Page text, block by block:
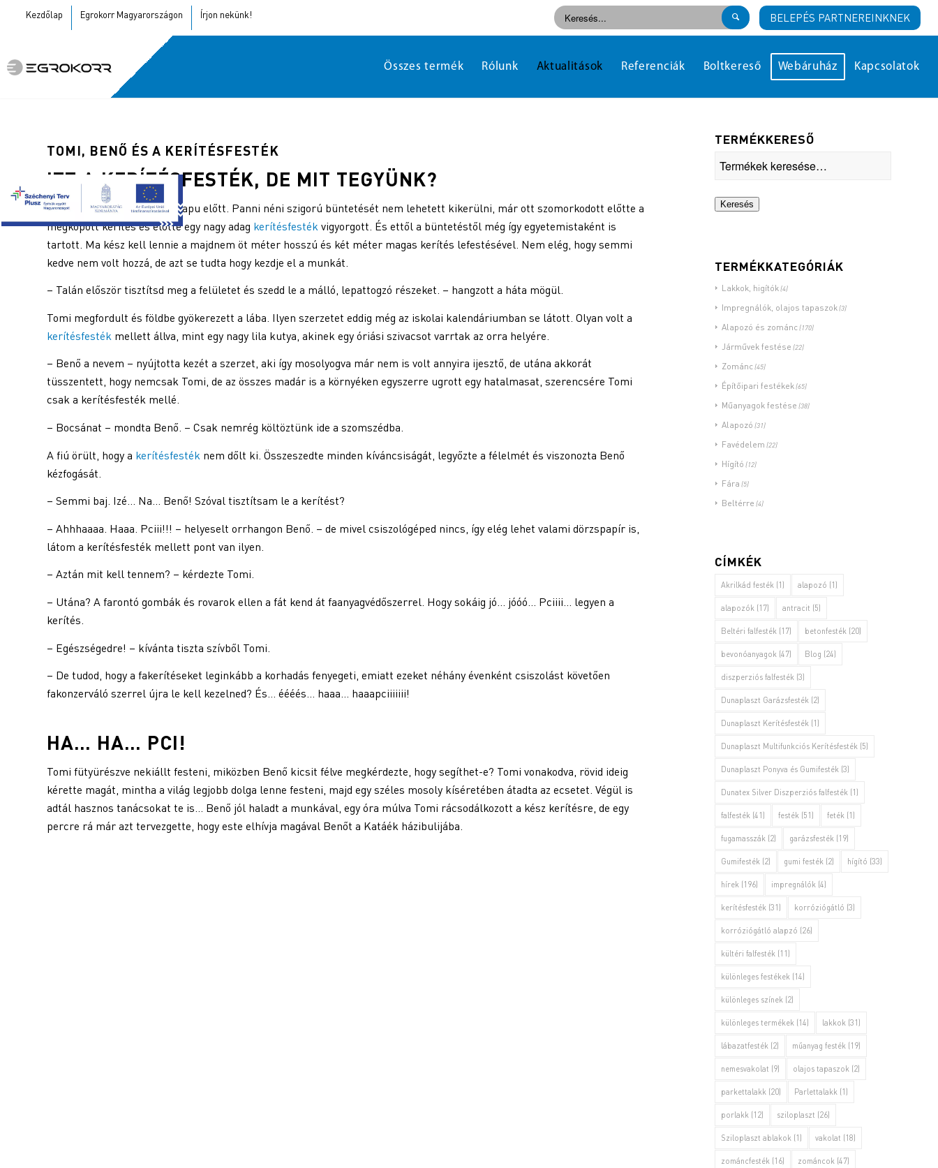
Kezdőlap Egrokorr Magyarországon Írjon nekünk! BELEPÉS PARTNEREINKNEK
Összes termék Rólunk Aktualitások Referenciák Boltkereső Webáruház Kapcsolatok
TOMI, BENŐ ÉS A KERÍTÉSFESTÉK
ITT A KERÍTÉSFESTÉK, DE MIT TEGYÜNK?
Tomi bánatosan állt a kertkapu előtt. Panni néni szigorú büntetését nem lehetett kikerülni, már ott szomorkodott előtte a
megkopott kerítés és előtte egy nagy adag kerítésfesték vigyorgott. És ettől a büntetéstől még így egyetemistaként is
tartott. Ma kész kell lennie a majdnem öt méter hosszú és két méter magas kerítés lefestésével. Nem elég, hogy semmi
kedve nem volt hozzá, de azt se tudta hogy kezdje el a munkát.
– Talán először tisztítsd meg a felületet és szedd le a málló, lepattogzó részeket. – hangzott a háta mögül.
Tomi megfordult és földbe gyökerezett a lába. Ilyen szerzetet eddig még az iskolai kalendáriumban se látott. Olyan volt a
kerítésfesték mellett állva, mint egy nagy lila kutya, akinek egy óriási szivacsot varrtak az orra helyére.
– Benő a nevem – nyújtotta kezét a szerzet, aki így mosolyogva már nem is volt annyira ijesztő, de utána akkorát
tüsszentett, hogy nemcsak Tomi, de az összes madár is a környéken egyszerre ugrott egy hatalmasat, szerencsére Tomi
csak a kerítésfesték mellé.
– Bocsánat – mondta Benő. – Csak nemrég költöztünk ide a szomszédba.
A fiú örült, hogy a kerítésfesték nem dőlt ki. Összeszedte minden kíváncsiságát, legyőzte a félelmét és viszonozta Benő
kézfogását.
– Semmi baj. Izé… Na… Benő! Szóval tisztítsam le a kerítést?
– Ahhhaaaa. Haaa. Pciii!!! – helyeselt orrhangon Benő. – de mivel csiszológéped nincs, így elég lehet valami dörzspapír is,
látom a kerítésfesték mellett pont van ilyen.
– Aztán mit kell tennem? – kérdezte Tomi.
– Utána? A farontó gombák és rovarok ellen a fát kend át faanyagvédőszerrel. Hogy sokáig jó… jóóó… Pciiii… legyen a
kerítés.
– Egészségedre! – kívánta tiszta szívből Tomi.
– De tudod, hogy a fakerítéseket leginkább a korhadás fenyegeti, emiatt ezeket néhány évenként csiszolást követően
fakonzerváló szerrel újra le kell kezelned? És… éééés… haaa… haaapciiiiiii!
HA… HA… PCI!
Tomi fütyürészve nekiállt festeni, miközben Benő kicsit félve megkérdezte, hogy segíthet-e? Tomi vonakodva, rövid ideig
kérette magát, mintha a világ legjobb dolga lenne festeni, majd egy széles mosoly kíséretében átadta az ecsetet. Végül is
adtál hasznos tanácsokat te is… Benő jól haladt a munkával, egy óra múlva Tomi rácsodálkozott a kész kerítésre, de egy
percre rá már azt tervezgette, hogy este elhívja magával Benőt a Katáék házibulijába.
TERMÉKKERESŐ
Keresés
TERMÉKKATEGÓRIÁK
Lakkok, higítók (4)
Impregnálók, olajos tapaszok (3)
Alapozó és zománc (170)
Járművek festése (22)
Zománc (45)
Építőipari festékek (65)
Műanyagok festése (38)
Alapozó (31)
Favédelem (22)
Hígító (12)
Fára (5)
Beltérre (4)
CÍMKÉK
Akrilkád festék (1) alapozó (1)
alapozók (17) antracit (5)
Beltéri falfesték (17) betonfesték (20)
bevonóanyagok (47) Blog (24)
diszperziós falfesték (3)
Dunaplaszt Garázsfesték (2)
Dunaplaszt Kerítésfesték (1)
Dunaplaszt Multifunkciós Kerítésfesték (5)
Dunaplaszt Ponyva és Gumifesték (3)
Dunatex Silver Diszperziós falfesték (1)
falfesték (41) festék (51) feték (1)
fugamasszák (2) garázsfesték (19)
Gumifesték (2) gumi festék (2) hígító (33)
hírek (196) impregnálók (4)
kerítésfesték (31) korróziógátló (3)
korróziógátló alapzó (26)
kültéri falfesték (11)
különleges festékek (14)
különleges színek (2)
különleges termékek (14) lakkok (31)
lábazatfesték (2) műanyag festék (19)
nemesvakolat (9) olajos tapaszok (2)
parkettalakk (20) Parlettalakk (1)
porlakk (12) sziloplaszt (26)
Sziloplaszt ablakok (1) vakolat (18)
zománcfesték (16) zománcok (47)